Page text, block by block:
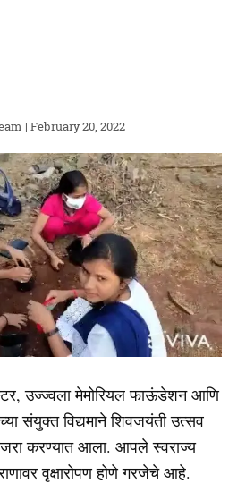
| February 20, 2022
उज्ज्वला मेमोरियल फाऊंडेशन आणि
संयुक्त विद्यमाने शिवजयंती उत्सव
करण्यात आला. आपले स्वराज्य
वृक्षारोपण होणे गरजेचे आहे.